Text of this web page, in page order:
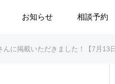
お知らせ 相談予約
に掲載いただきました！【7月13